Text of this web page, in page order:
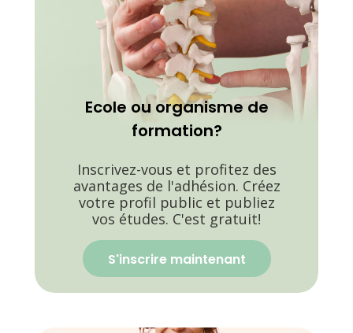
Ecole ou organisme de
formation?
Inscrivez-vous et profitez des
avantages de l'adhésion. Créez
votre profil public et publiez
vos études. C'est gratuit!
S'inscrire maintenant